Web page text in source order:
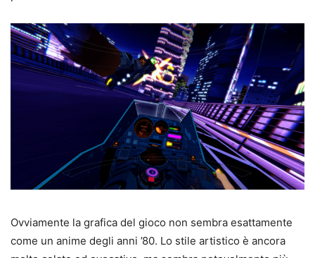
Ovviamente la grafica del gioco non sembra esattamente
come un anime degli anni ’80. Lo stile artistico è ancora